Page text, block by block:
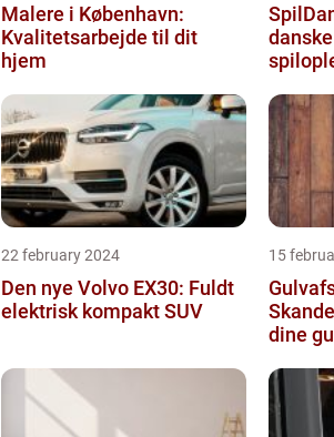
Malere i København:
Kvalitetsarbejde til dit
hjem
22 february 2024
Den nye Volvo EX30: Fuldt
elektrisk kompakt SUV
15
dine